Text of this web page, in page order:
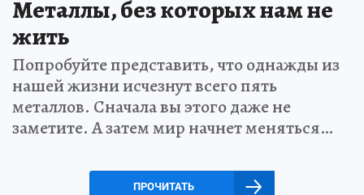
Металлы, без которых нам не
жить
Попробуйте представить, что однажды из
нашей жизни исчезнут всего пять
металлов. Сначала вы этого даже не
заметите. А затем мир начнет меняться…
ПРОЧИТАТЬ